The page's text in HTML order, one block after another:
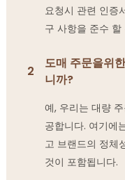
요청시 관련 인증
구 사항을 준수 할
2
도매 주문을위
니까?
예, 우리는 대량
공합니다. 여기에
고 브랜드의 정체
것이 포함됩니다.